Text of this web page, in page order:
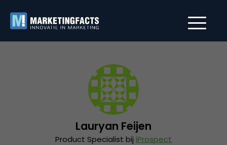
Lauryan Feijen
Product Specialist bij iProspect